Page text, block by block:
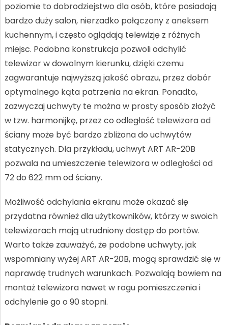
poziomie to dobrodziejstwo dla osób, które posiadają
bardzo duży salon, nierzadko połączony z aneksem
kuchennym, i często oglądają telewizję z różnych
miejsc. Podobna konstrukcja pozwoli odchylić
telewizor w dowolnym kierunku, dzięki czemu
zagwarantuje najwyższą jakość obrazu, przez dobór
optymalnego kąta patrzenia na ekran. Ponadto,
zazwyczaj uchwyty te można w prosty sposób złożyć
w tzw. harmonijkę, przez co odległość telewizora od
ściany może być bardzo zbliżona do uchwytów
statycznych. Dla przykładu, uchwyt ART AR-20B
pozwala na umieszczenie telewizora w odległości od
72 do 622 mm od ściany.
Możliwość odchylania ekranu może okazać się
przydatna również dla użytkowników, którzy w swoich
telewizorach mają utrudniony dostęp do portów.
Warto także zauważyć, że podobne uchwyty, jak
wspomniany wyżej ART AR-20B, mogą sprawdzić się w
naprawdę trudnych warunkach. Pozwalają bowiem na
montaż telewizora nawet w rogu pomieszczenia i
odchylenie go o 90 stopni.